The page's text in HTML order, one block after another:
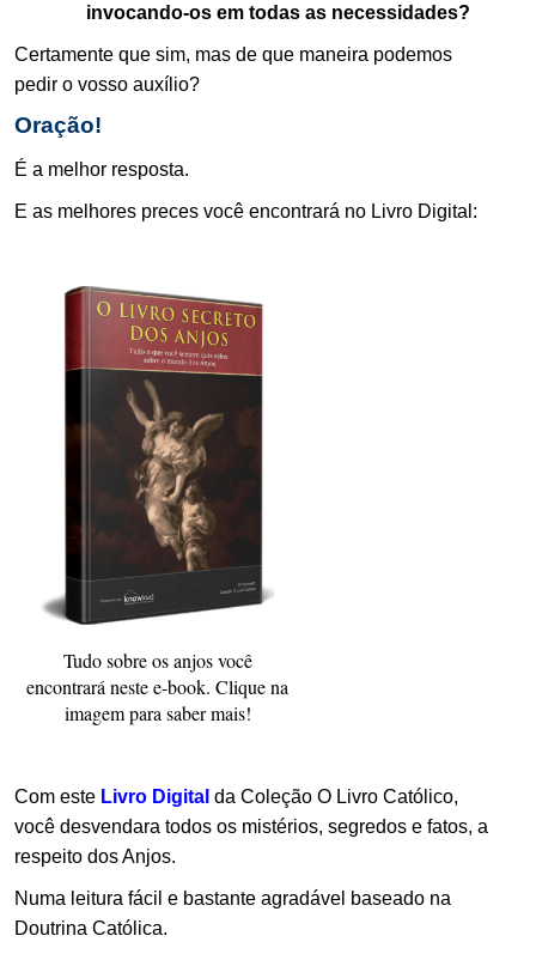
invocando-os em todas as necessidades?
Certamente que sim, mas de que maneira podemos
pedir o vosso auxílio?
Oração!
É a melhor resposta.
E as melhores preces você encontrará no Livro Digital:
Tudo sobre os anjos você
encontrará neste e-book. Clique na
imagem para saber mais!
Com este Livro Digital da Coleção O Livro Católico,
você desvendara todos os mistérios, segredos e fatos, a
respeito dos Anjos.
Numa leitura fácil e bastante agradável baseado na
Doutrina Católica.